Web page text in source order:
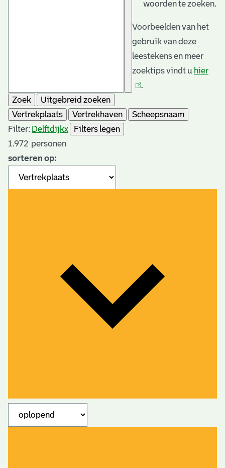
woorden te zoeken.
Voorbeelden van het
gebruik van deze
leestekens en meer
zoektips vindt u hier
.
Zoek
Uitgebreid zoeken
Vertrekplaats
Vertrekhaven
Scheepsnaam
Filter: Delftdijkx
Filters legen
1.972 personen
sorteren op: